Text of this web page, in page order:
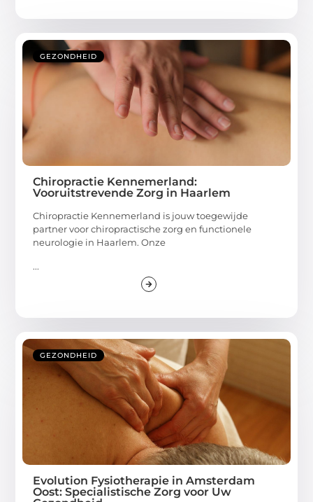
GEZONDHEID
Chiropractie Kennemerland:
Vooruitstrevende Zorg in Haarlem
Chiropractie Kennemerland is jouw toegewijde
partner voor chiropractische zorg en functionele
neurologie in Haarlem. Onze
...
GEZONDHEID
Evolution Fysiotherapie in Amsterdam
Oost: Specialistische Zorg voor Uw